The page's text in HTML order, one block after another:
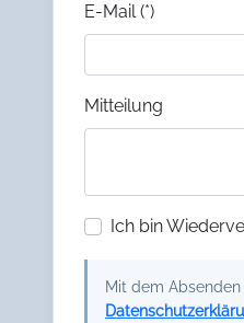
E-Mail (*)
Mitteilung
Ich bin
Mit dem